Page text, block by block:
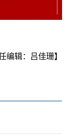
编辑：吕佳珊】